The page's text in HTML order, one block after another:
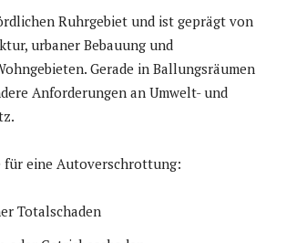
Ruhrgebiet und ist geprägt von
urbaner Bebauung und
Gerade in Ballungsräumen
Anforderungen an Umwelt- und
für eine Autoverschrottung:
Totalschaden